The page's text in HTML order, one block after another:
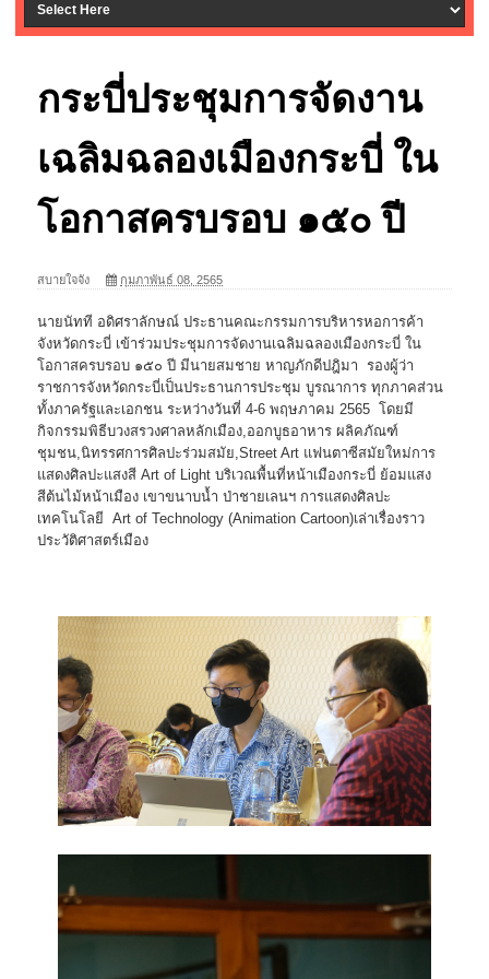
กระบี่ประชุมการจัดงาน
เฉลิมฉลองเมืองกระบี่ ใน
โอกาสครบรอบ ๑๕๐ ปี
สบายใจจัง กุมภาพันธ์ 08, 2565
นายนัทที อดิศราลักษณ์ ประธานคณะกรรมการบริหารหอการค้า
จังหวัดกระบี่ เข้าร่วมประชุมการจัดงานเฉลิมฉลองเมืองกระบี่ ใน
โอกาสครบรอบ ๑๕๐ ปี มีนายสมชาย หาญภักดีปฎิมา รองผู้ว่า
ราชการจังหวัดกระบี่เป็นประธานการประชุม บูรณาการ ทุกภาคส่วน
ทั้งภาครัฐและเอกชน ระหว่างวันที่ 4-6 พฤษภาคม 2565 โดยมี
กิจกรรมพิธีบวงสรวงศาลหลักเมือง,ออกบูธอาหาร ผลิคภัณฑ์
ชุมชน,นิทรรศการศิลปะร่วมสมัย,Street Art แฟนตาซีสมัยใหม่การ
แสดงศิลปะแสงสี Art of Light บริเวณพื้นที่หน้าเมืองกระบี่ ย้อมแสง
สีต้นไม้หน้าเมือง เขาขนาบน้ำ ป่าชายเลนฯ การแสดงศิลปะ
เทคโนโลยี Art of Technology (Animation Cartoon)เล่าเรื่องราว
ประวัติศาสตร์เมือง